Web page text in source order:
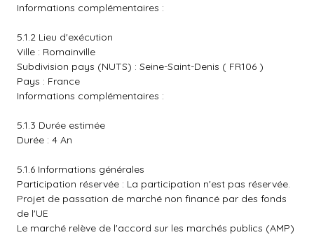
Informations complémentaires :
5.1.2 Lieu d'exécution
Ville : Romainville
Subdivision pays (NUTS) : Seine-Saint-Denis ( FR106 )
Pays : France
Informations complémentaires :
5.1.3 Durée estimée
Durée : 4 An
5.1.6 Informations générales
Participation réservée : La participation n'est pas réservée.
Projet de passation de marché non financé par des fonds
de l'UE
Le marché relève de l'accord sur les marchés publics (AMP)